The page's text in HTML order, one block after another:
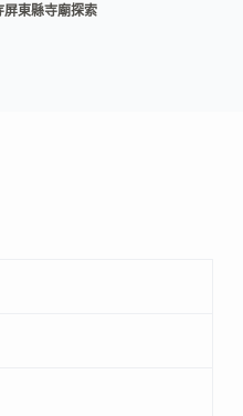
屏東縣寺廟探索